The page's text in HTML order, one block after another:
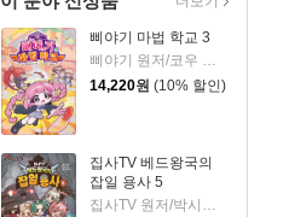
삐야기 마법 학교 3
삐야기 원저/코우 글/김기수,김지민 그림
14,220원 (10% 할인)
집사TV 베드왕국의
잡일 용사 5
집사TV 원저/박시연 글/권수영 그림